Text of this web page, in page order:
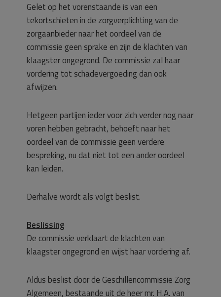
Gelet op het vorenstaande is van een
tekortschieten in de zorgverplichting van de
zorgaanbieder naar het oordeel van de
commissie geen sprake en zijn de klachten van
klaagster ongegrond. De commissie zal haar
vordering tot schadevergoeding dan ook
afwijzen.
Hetgeen partijen ieder voor zich verder nog naar
voren hebben gebracht, behoeft naar het
oordeel van de commissie geen verdere
bespreking, nu dat niet tot een ander oordeel
kan leiden.
Derhalve wordt als volgt beslist.
Beslissing
De commissie verklaart de klachten van
klaagster ongegrond en wijst haar vordering af.
Aldus beslist door de Geschillencommissie Zorg
Algemeen, bestaande uit de heer mr. H.A. van